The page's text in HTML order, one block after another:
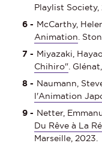
Playlist Society,
McCarthy,
Animation .
Miyazaki,
Chihiro" .
Naumann,
l'Animation
Netter,
Du Rêve à La
Marseille, 2023.